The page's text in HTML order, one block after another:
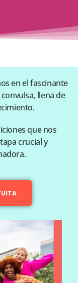
en el fascinante
llena de
que nos
crucial y